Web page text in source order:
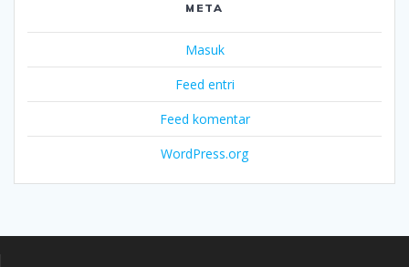
META
Masuk
Feed entri
Feed komentar
WordPress.org